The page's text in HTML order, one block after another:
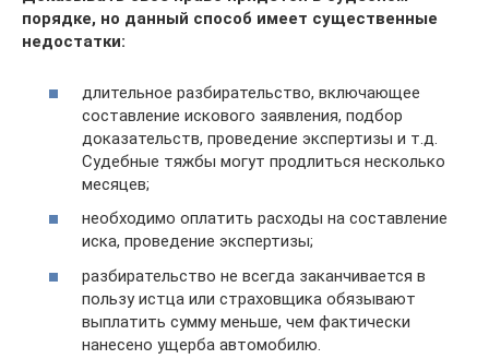
порядке, но данный способ имеет существенные
недостатки:
длительное разбирательство, включающее
составление искового заявления, подбор
доказательств, проведение экспертизы и т.д.
Судебные тяжбы могут продлиться несколько
месяцев;
необходимо оплатить расходы на составление
иска, проведение экспертизы;
разбирательство не всегда заканчивается в
пользу истца или страховщика обязывают
выплатить сумму меньше, чем фактически
нанесено ущерба автомобилю.